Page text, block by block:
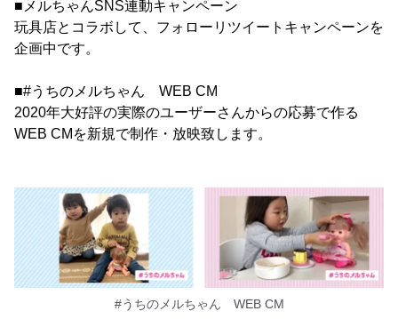
■メルちゃんSNS連動キャンペーン
玩具店とコラボして、フォローリツイートキャンペーンを
企画中です。
■#うちのメルちゃん WEB CM
2020年大好評の実際のユーザーさんからの応募で作る
WEB CMを新規で制作・放映致します。
#うちのメルちゃん WEB CM